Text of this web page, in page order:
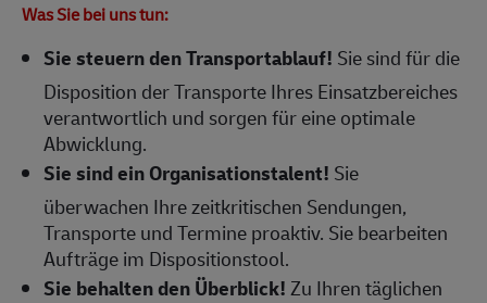
Was Sie bei uns tun:
Sie steuern den Transportablauf! Sie sind für die
Disposition der Transporte Ihres Einsatzbereiches
verantwortlich und sorgen für eine optimale
Abwicklung.
Sie sind ein Organisationstalent! Sie
überwachen Ihre zeitkritischen Sendungen,
Transporte und Termine proaktiv. Sie bearbeiten
Aufträge im Dispositionstool.
Sie behalten den Überblick!Zu Ihren täglichen